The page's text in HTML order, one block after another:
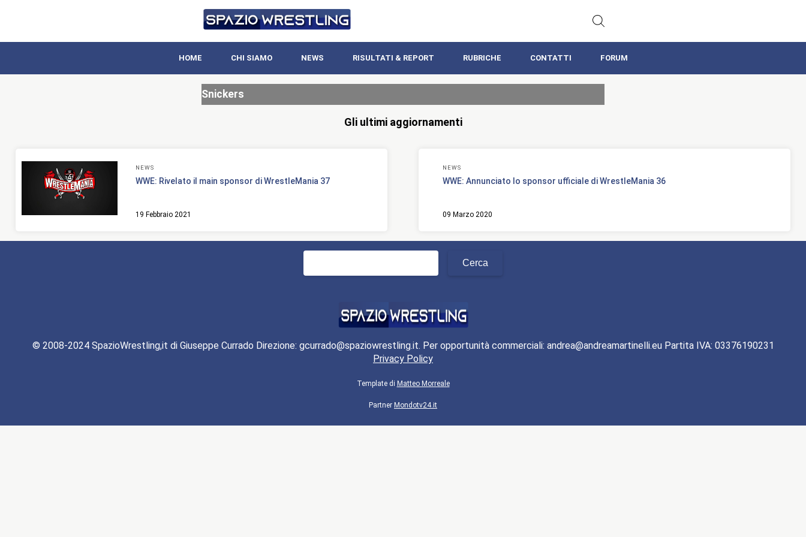
HOME CHI SIAMO NEWS RISULTATI & REPORT RUBRICHE CONTATTI FORUM
Snickers
Gli ultimi aggiornamenti
NEWS
WWE: Rivelato il main sponsor di WrestleMania 37
19 Febbraio 2021
NEWS
WWE: Annunciato lo sponsor ufficiale di WrestleMania 36
09 Marzo 2020
© 2008-2024 SpazioWrestling,it di Giuseppe Currado Direzione: gcurrado@spaziowrestling.it. Per opportunità commerciali: andrea@andreamartinelli.eu Partita IVA: 03376190231
Privacy Policy
Template di Matteo Morreale
Partner Mondotv24.it